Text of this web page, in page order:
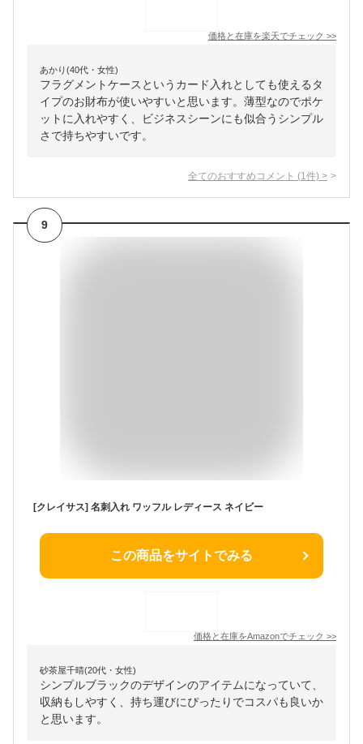
価格と在庫を楽天でチェック >>
あかり(40代・女性)
フラグメントケースというカード入れとしても使えるタ
イプのお財布が使いやすいと思います。薄型なのでポケ
ットに入れやすく、ビジネスシーンにも似合うシンプル
さで持ちやすいです。
全てのおすすめコメント (1 件) >
9
[クレイサス] 名刺入れ ワッフル レディース ネイビー
この商品をサイトでみる
価格と在庫をAmazonでチェック >>
砂茶屋千晴(20代・女性)
シンプルブラックのデザインのアイテムになっていて、
収納もしやすく、持ち運びにぴったりでコスパも良いか
と思います。